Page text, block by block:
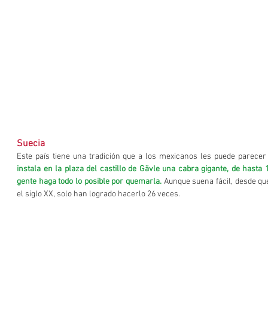
Suecia
Este país tiene una tradición que a los mexicanos les puede
instala en la plaza del castillo de Gävle una cabra gigante, de hasta
gente haga todo lo posible por quemarla. Aunque suena fácil, desde
el siglo XX, solo han logrado hacerlo 26 veces.